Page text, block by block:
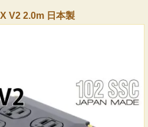
V2 2.0m 日本製